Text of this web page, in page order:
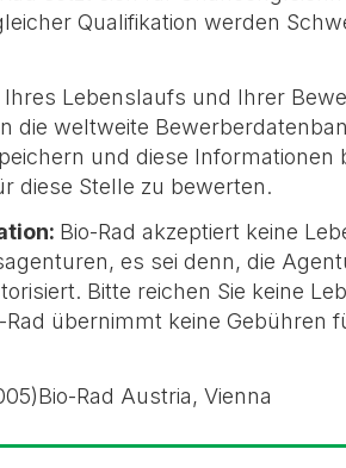
Qualifikation werden
Lebenslaufs und Ihrer
die weltweite
und diese Informationen
diese Stelle zu bewerten.
Bio-Rad akzeptiert keine
es sei denn, die
Bitte reichen Sie keine
übernimmt keine Gebühren
Rad Austria, Vienna